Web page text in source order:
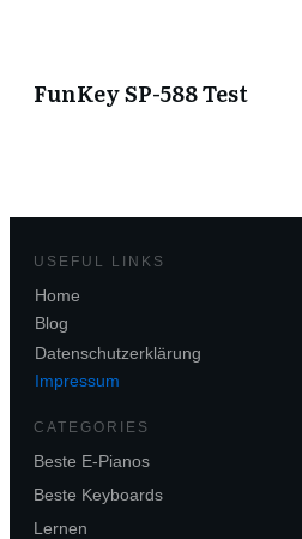
FunKey SP-588 Test
USEFUL LINKS
Home
Blog
Datenschutzerklärung
Impressum
CATEGORIES
Beste E-Pianos
Beste Keyboards
Lernen